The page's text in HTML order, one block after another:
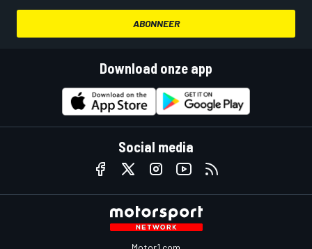
ABONNEER
Download onze app
Social media